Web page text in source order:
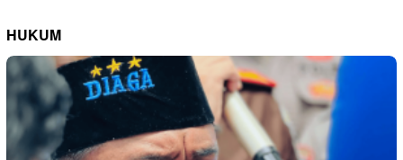
HUKUM